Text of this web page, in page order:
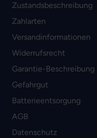
Zustandsbeschreibung
Zahlarten
Versandinformationen
Widerrufsrecht
Garantie-Beschreibung
Gefahrgut
Batterieentsorgung
AGB
Datenschutz